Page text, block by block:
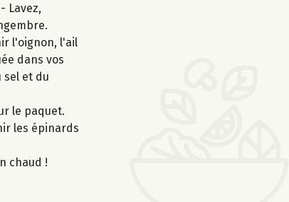
Lavez,
l'oignon, l'ail
dans vos
sel et du
le paquet.
les épinards
chaud !